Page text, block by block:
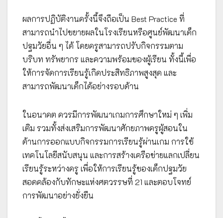
ผลการปฏิบัติงานครั้งนี้จึงถือเป็น Best Practice ที่
สามารถนำไปขยายผลในโรงเรียนหรือศูนย์พัฒนาเด็ก
ปฐมวัยอื่น ๆ ได้ โดยครูสามารถปรับกิจกรรมตาม
บริบท ทรัพยากร และความพร้อมของผู้เรียน ทั้งนี้เพื่อ
ให้การจัดการเรียนรู้เกิดประสิทธิภาพสูงสุด และ
สามารถพัฒนาเด็กได้อย่างรอบด้าน
ในอนาคต ควรมีการพัฒนาเกมการศึกษาใหม่ ๆ เพิ่ม
เติม รวมทั้งส่งเสริมการพัฒนาศักยภาพครูผู้สอนใน
ด้านการออกแบบกิจกรรมการเรียนรู้ผ่านเกม การใช้
เทคโนโลยีสนับสนุน และการสร้างเครือข่ายแลกเปลี่ยน
เรียนรู้ระหว่างครู เพื่อให้การเรียนรู้ของเด็กปฐมวัย
สอดคล้องกับทักษะแห่งศตวรรษที่ 21 และตอบโจทย์
การพัฒนาอย่างยั่งยืน